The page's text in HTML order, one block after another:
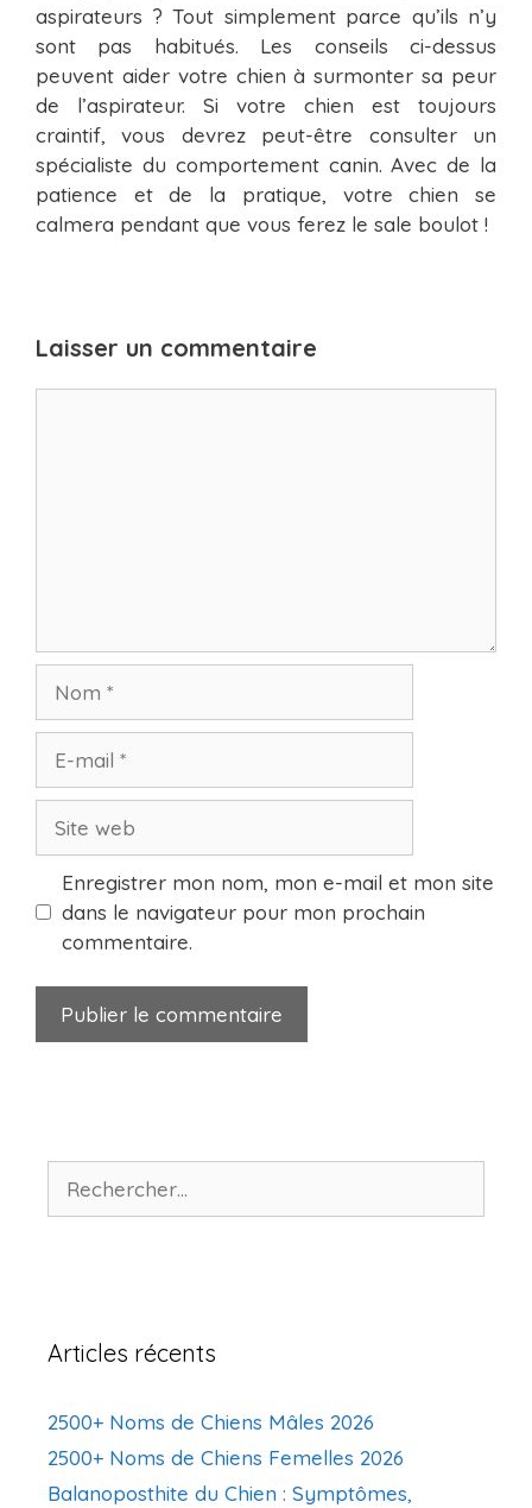
aspirateurs ? Tout simplement parce qu’ils n’y
sont pas habitués. Les conseils ci-dessus
peuvent aider votre chien à surmonter sa peur
de l’aspirateur. Si votre chien est toujours
craintif, vous devrez peut-être consulter un
spécialiste du comportement canin. Avec de la
patience et de la pratique, votre chien se
calmera pendant que vous ferez le sale boulot !
Laisser un commentaire
mail
web
Enregistrer mon nom, mon e-mail et mon site
dans le navigateur pour mon prochain
commentaire.
Articles récents
2500+ Noms de Chiens Mâles 2026
2500+ Noms de Chiens Femelles 2026
Balanoposthite du Chien : Symptômes,